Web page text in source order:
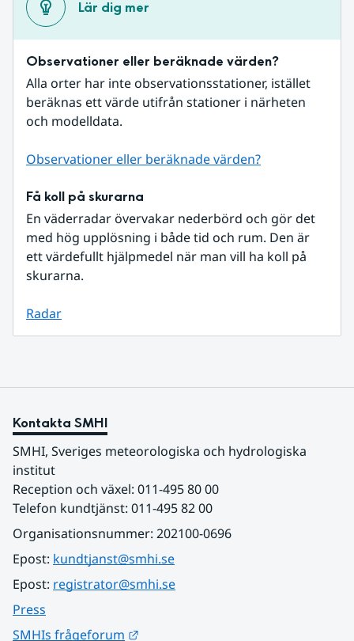
Lär dig mer
Observationer eller beräknade värden?
Alla orter har inte observationsstationer, istället
beräknas ett värde utifrån stationer i närheten
och modelldata.
Observationer eller beräknade värden?
Få koll på skurarna
En väderradar övervakar nederbörd och gör det
med hög upplösning i både tid och rum. Den är
ett värdefullt hjälpmedel när man vill ha koll på
skurarna.
Radar
Kontakta SMHI
SMHI, Sveriges meteorologiska och hydrologiska
institut
Reception och växel: 011-495 80 00
Telefon kundtjänst: 011-495 82 00
Organisationsnummer: 202100-0696
Epost: kundtjanst@smhi.se
Epost: registrator@smhi.se
Press
SMHIs frågeforum